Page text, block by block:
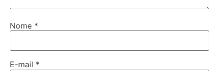
Nome *
E-mail *